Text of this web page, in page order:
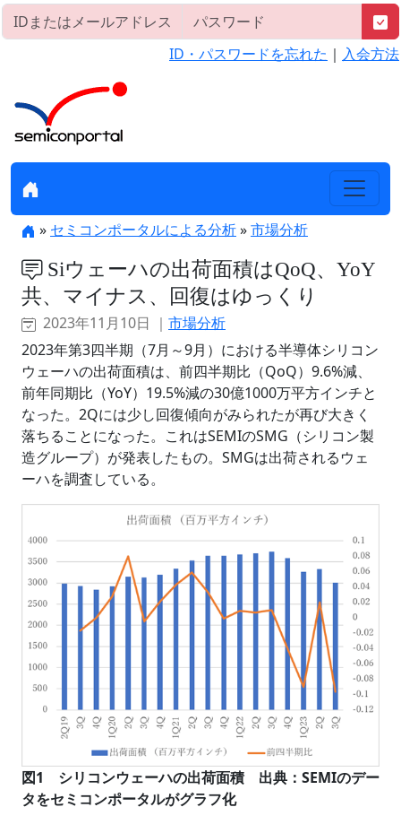
ID・パスワードを忘れた ｜ 入会方法
» セミコンポータルによる分析»市場分析
Siウェーハの出荷面積はQoQ、YoY
共、マイナス、回復はゆっくり
2023年11月10日 ｜ 市場分析
2023年第3四半期（7月～9月）における半導体シリコン
ウェーハの出荷面積は、前四半期比（QoQ）9.6%減、
前年同期比（YoY）19.5%減の30億1000万平方インチと
なった。2Qには少し回復傾向がみられたが再び大きく
落ちることになった。これはSEMIのSMG（シリコン製
造グループ）が発表したもの。SMGは出荷されるウェ
ーハを調査している。
図1 シリコンウェーハの出荷面積 出典：SEMIのデー
タをセミコンポータルがグラフ化